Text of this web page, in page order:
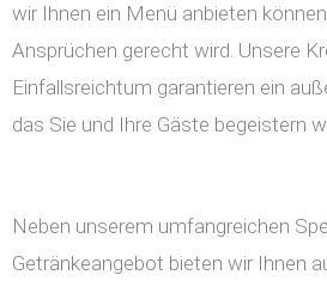
wir Ihnen ein Menü anbieten
Ansprüchen gerecht wird. Unsere
Einfallsreichtum garantieren ein
das Sie und Ihre Gäste begeistern
Neben unserem umfangreichen
Getränkeangebot bieten wir Ihnen